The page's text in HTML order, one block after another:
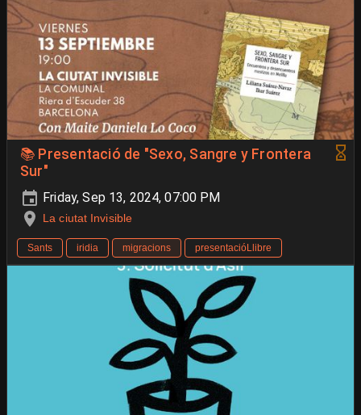
📚 Presentació de "Sexo, Sangre y Frontera
Sur"
Friday, Sep 13, 2024, 07:00 PM
La ciutat Invisible
Sants iridia migracions presentacióLlibre